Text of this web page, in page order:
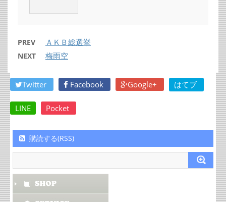
PREV ＡＫＢ総選挙
NEXT 梅雨空
Twitter Facebook Google+ はてブ
LINE Pocket
購読する(RSS)